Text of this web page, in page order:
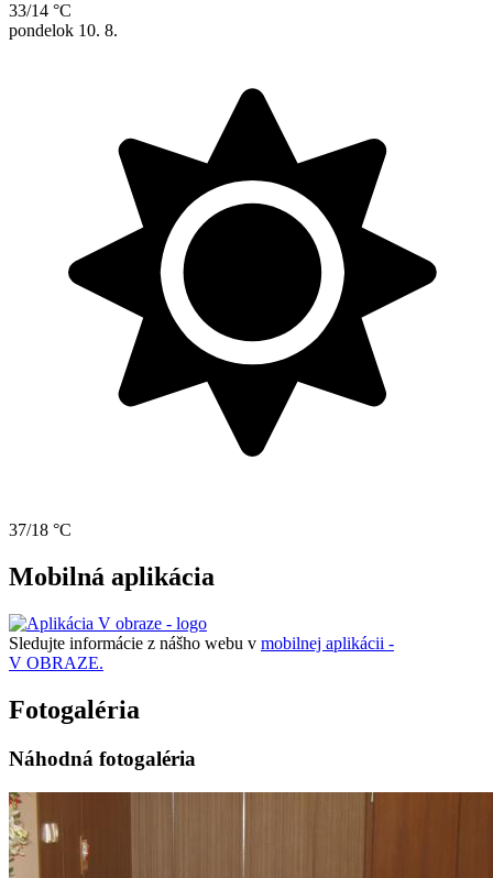
33/14 °C
pondelok 10. 8.
37/18 °C
Mobilná aplikácia
Sledujte informácie z nášho webu v mobilnej aplikácii -
V OBRAZE.
Fotogaléria
Náhodná fotogaléria